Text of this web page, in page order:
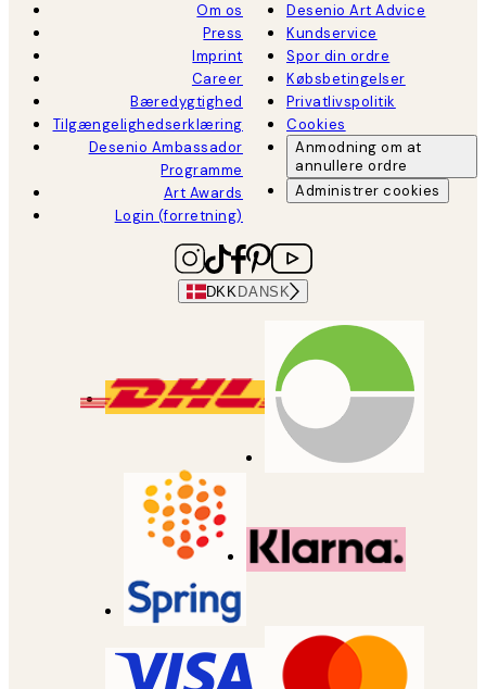
Om os
Press
Imprint
Career
Bæredygtighed
Tilgængelighedserklæring
Desenio Ambassador
Programme
Art Awards
Login (forretning)
Desenio Art Advice
Kundservice
Spor din ordre
Købsbetingelser
Privatlivspolitik
Cookies
Anmodning om at
annullere ordre
Administrer cookies
DKK DANSK